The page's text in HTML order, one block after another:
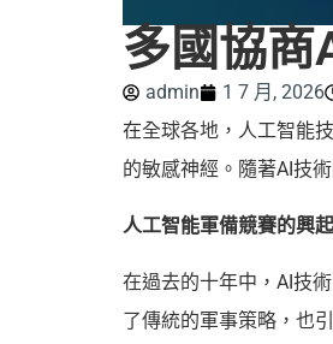
多國協商
admin 1 7 月, 2026
在全球各地，人工智能
的敏感神經。隨著AI技
人工智能軍備競賽的興起
在過去的十年中，AI技
了傳統的軍事策略，也